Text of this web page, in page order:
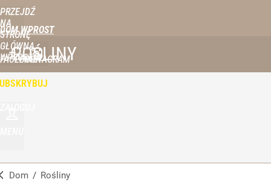
PRZEJDŹ
NA
STRONĘ
GŁÓWNĄ
WPROST.PL
DOM WPROST
FACEBOOKINSTAGRAM
ROŚLINY
Dom / Rośliny